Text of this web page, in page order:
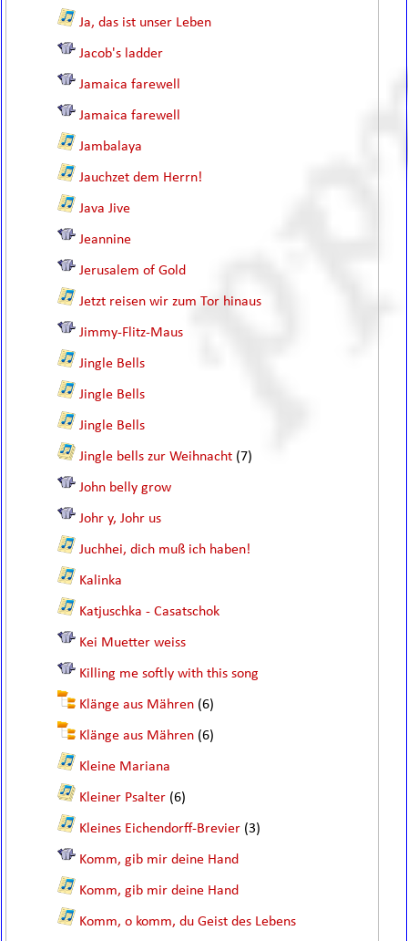
Ja, das ist unser Leben
Jacob's ladder
Jamaica farewell
Jamaica farewell
Jambalaya
Jauchzet dem Herrn!
Java Jive
Jeannine
Jerusalem of Gold
Jetzt reisen wir zum Tor hinaus
Jimmy-Flitz-Maus
Jingle Bells
Jingle Bells
Jingle Bells
Jingle bells zur Weihnacht (7)
John belly grow
Johr y, Johr us
Juchhei, dich muß ich haben!
Kalinka
Katjuschka - Casatschok
Kei Muetter weiss
Killing me softly with this song
Klänge aus Mähren (6)
Klänge aus Mähren (6)
Kleine Mariana
Kleiner Psalter (6)
Kleines Eichendorff-Brevier (3)
Komm, gib mir deine Hand
Komm, gib mir deine Hand
Komm, o komm, du Geist des Lebens